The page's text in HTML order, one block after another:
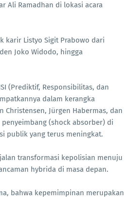
Ali Ramadhan di lokasi acara
karir Listyo Sigit Prabowo dari
Joko Widodo, hingga
(Prediktif, Responsibilitas, dan
dalam kerangka
Jürgen Habermas, dan
(shock absorber) di
publik yang terus meningkat.
transformasi kepolisian menuju
hybrida di masa depan.
bahwa kepemimpinan merupakan